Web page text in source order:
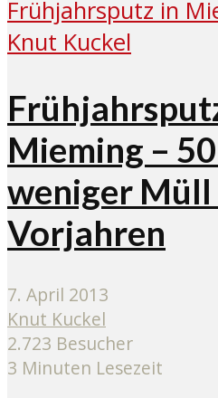
Mieming –
weniger Müll
Vorjahren
7. April 2013
Knut Kuckel
2.723 Besucher
3 Minuten Lesezeit